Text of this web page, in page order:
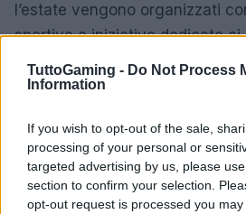
TuttoGaming - Do Not Process
Information
If you wish to opt-out of the sale,
processing of your personal or
targeted advertising by us, please
section to confirm your selection.
opt-out request is processed you
l’estate vengono organizzati
sportive e iniziative dedicate ai
Per un’esperienza più
Parco dei Gessi Bolognesi e
dell’Abbadessa, a pochi minuti